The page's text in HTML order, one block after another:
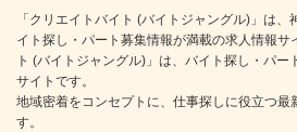
「クリエイトバイト (バイトジャングル)」は
イト探し・パート募集情報が満載の求人情報サ
ト (バイトジャングル)」は、バイト探し・パー
サイトです。
地域密着をコンセプトに、仕事探しに役立つ最
す。